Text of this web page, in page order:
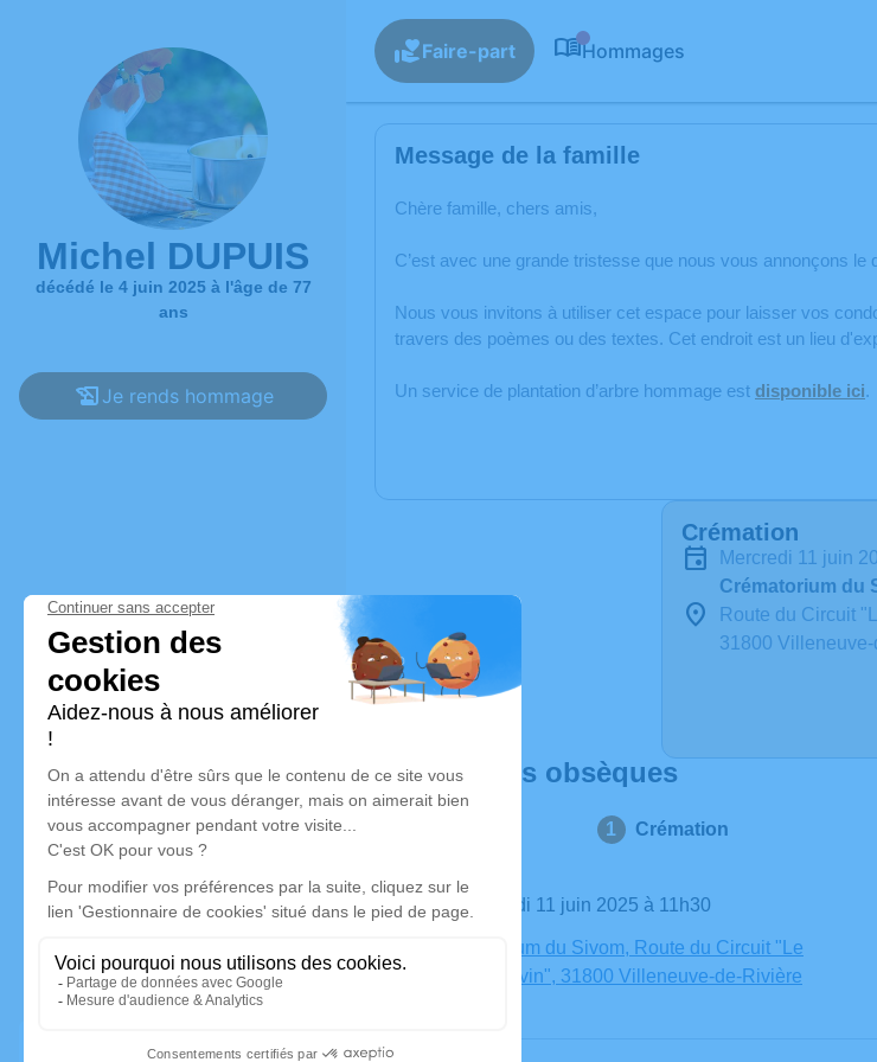
Michel DUPUIS
décédé le 4 juin 2025 à l'âge de 77
ans
Je rends hommage
Faire-part Hommages
Message de la famille
Chère famille, chers amis,
C’est avec une grande tristesse que nous vous annonçons
Nous vous invitons à utiliser cet espace pour laisser vos
travers des poèmes ou des textes. Cet endroit est un lieu
Un service de plantation d’arbre hommage est disponible ici.
Crémation
mercredi 11 juin
Crématorium du
Route du Circuit
31800
Déroulé des obsèques
Crémation
Le mercredi 11 juin 2025 à 11h30
Crématorium du Sivom, Route du Circuit "Le
Coumolouvin", 31800 Villeneuve-de-Rivière